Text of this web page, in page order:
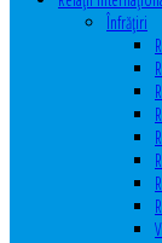
Înfrăţiri